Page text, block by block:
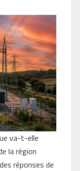
va-t-elle
la région
réponses de